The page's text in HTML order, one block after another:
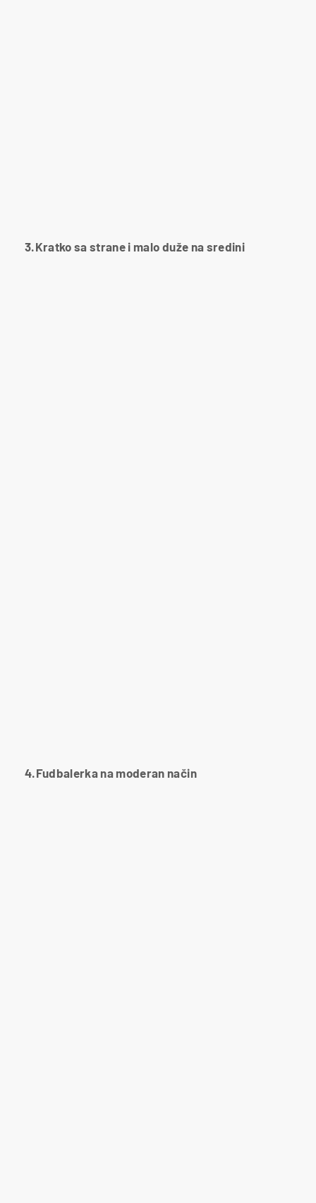
3.Kratko sa strane i malo duže na sredini
4.Fudbalerka na moderan način